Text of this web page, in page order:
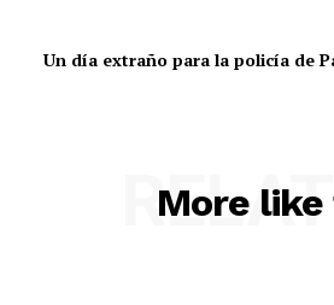
Un día extraño para la policía de
More like